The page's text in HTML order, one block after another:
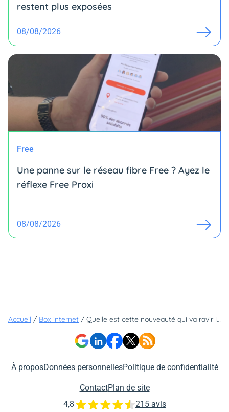
restent plus exposées
08/08/2026
Free
Une panne sur le réseau fibre Free ? Ayez le
réflexe Free Proxi
08/08/2026
Accueil / Box internet / Quelle est cette nouveauté qui va ravir les abonnés Freebox ?
À proposDonnées personnellesPolitique de confidentialité
ContactPlan de site
4,8
215 avis